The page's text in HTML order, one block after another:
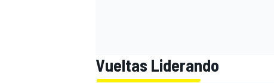
MÁS CATEGORÍAS
Vueltas Liderando